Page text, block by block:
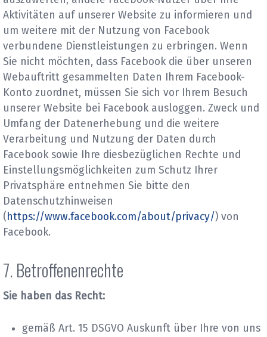
Aktivitäten auf unserer Website zu informieren und
um weitere mit der Nutzung von Facebook
verbundene Dienstleistungen zu erbringen. Wenn
Sie nicht möchten, dass Facebook die über unseren
Webauftritt gesammelten Daten Ihrem Facebook-
Konto zuordnet, müssen Sie sich vor Ihrem Besuch
unserer Website bei Facebook ausloggen. Zweck und
Umfang der Datenerhebung und die weitere
Verarbeitung und Nutzung der Daten durch
Facebook sowie Ihre diesbezüglichen Rechte und
Einstellungsmöglichkeiten zum Schutz Ihrer
Privatsphäre entnehmen Sie bitte den
Datenschutzhinweisen
( https://www.facebook.com/about/privacy/) von
Facebook.
7. Betroffenenrechte
Sie haben das Recht:
gemäß Art. 15 DSGVO Auskunft über Ihre von uns